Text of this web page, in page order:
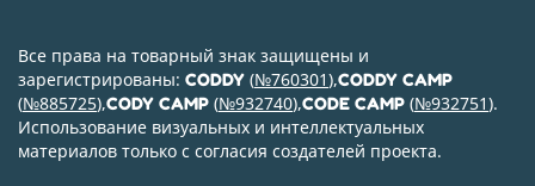
Все права на товарный знак защищены и
зарегистрированы: CODDY (№760301),CODDY CAMP
(№885725),CODY CAMP (№932740),CODE CAMP (№932751).
Использование визуальных и интеллектуальных
материалов только с согласия создателей проекта.